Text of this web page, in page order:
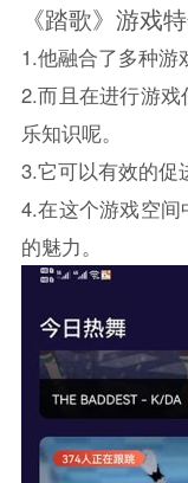
《踏歌》游戏特
1.他融合了多种游
2.而且在进行游
乐知识呢。
3.它可以有效的促
4.在这个游戏空
的魅力。